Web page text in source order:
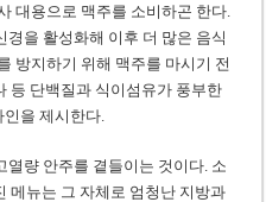
대용으로 맥주를 소비하곤 한다.
을 활성화해 이후 더 많은 음식
방지하기 위해 맥주를 마시기 전
등 단백질과 식이섬유가 풍부한
을 제시한다.
량 안주를 곁들이는 것이다. 소
메뉴는 그 자체로 엄청난 지방과